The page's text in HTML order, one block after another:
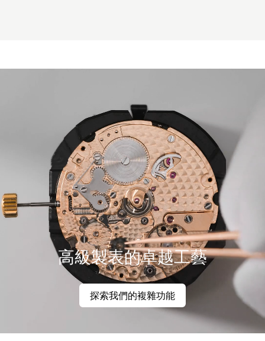
高級製表的卓越工藝
探索我們的複雜功能